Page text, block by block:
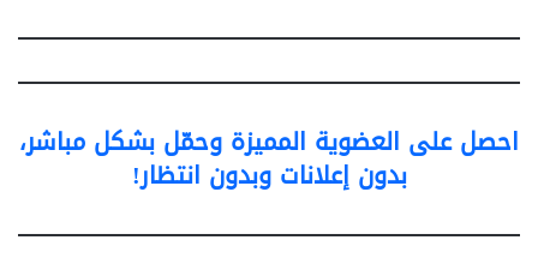
احصل على العضوية المميزة وحمّل بشكل مباشر،
بدون إعلانات وبدون انتظار!